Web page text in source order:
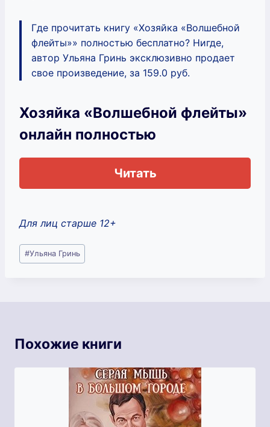
Где прочитать книгу «Хозяйка «Волшебной
флейты»» полностью бесплатно? Нигде,
автор Ульяна Гринь эксклюзивно продает
свое произведение, за 159.0 руб.
Хозяйка «Волшебной флейты»
онлайн полностью
Читать
Для лиц старше 12+
Метки
записи:
#Ульяна Гринь
Похожие книги